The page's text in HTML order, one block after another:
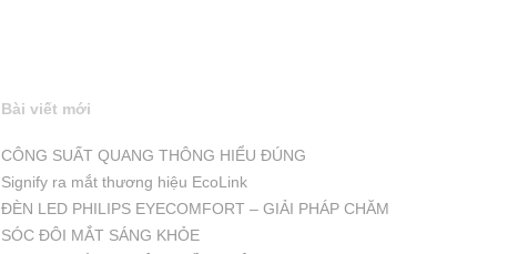
Bài viết mới
CÔNG SUẤT QUANG THÔNG HIỂU ĐÚNG
Signify ra mắt thương hiệu EcoLink
ĐÈN LED PHILIPS EYECOMFORT – GIẢI PHÁP CHĂM
SÓC ĐÔI MẮT SÁNG KHỎE